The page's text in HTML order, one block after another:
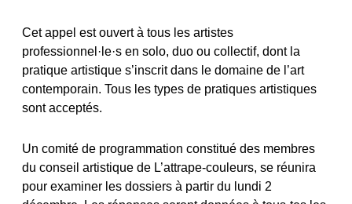
Cet appel est ouvert à tous les artistes
professionnel·le·s en solo, duo ou collectif, dont la
pratique artistique s’inscrit dans le domaine de l’art
contemporain. Tous les types de pratiques artistiques
sont acceptés.
Un comité de programmation constitué des membres
du conseil artistique de L’attrape-couleurs, se réunira
pour examiner les dossiers à partir du lundi 2